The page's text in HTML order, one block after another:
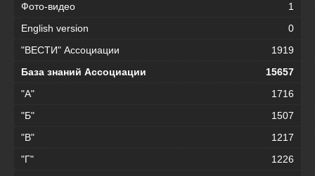
Фото-видео
1
English version
0
"ВЕСТИ" Ассоциации
1919
База знаний Ассоциации
15657
"А"
1716
"Б"
1507
"В"
1217
"Г"
1226